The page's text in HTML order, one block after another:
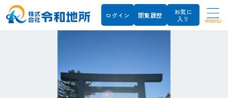
ログイン 閲覧履歴
お気に
入り
menu